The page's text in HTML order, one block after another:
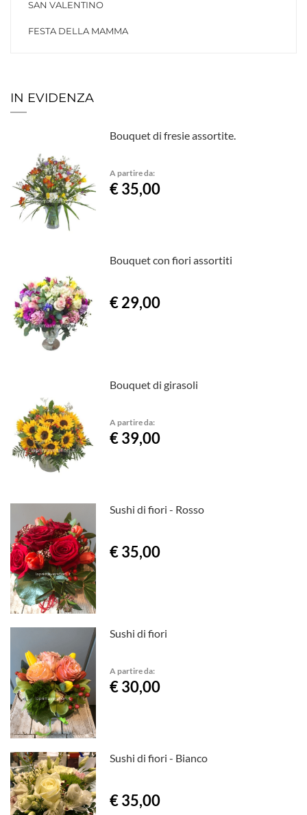
SAN VALENTINO
FESTA DELLA MAMMA
IN EVIDENZA
Bouquet di fresie assortite.
A partire da:
€ 35,00
Bouquet con fiori assortiti
€ 29,00
Bouquet di girasoli
A partire da:
€ 39,00
Sushi di fiori - Rosso
€ 35,00
Sushi di fiori
A partire da:
€ 30,00
Sushi di fiori - Bianco
€ 35,00